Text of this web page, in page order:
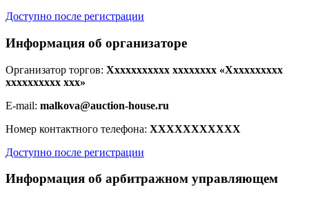
Доступно после регистрации
Информация об организаторе
Организатор торгов: Xxxxxxxxxxx xxxxxxxx «Xxxxxxxxxx
xxxxxxxxxx xxx»
E-mail: malkova@auction-house.ru
Номер контактного телефона: XXXXXXXXXXX
Доступно после регистрации
Информация об арбитражном управляющем